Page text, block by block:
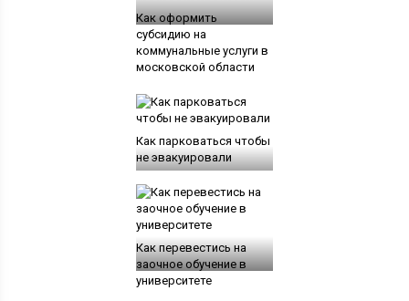
Как оформить
субсидию на
коммунальные услуги в
московской области
Как парковаться чтобы
не эвакуировали
Как перевестись на
заочное обучение в
университете